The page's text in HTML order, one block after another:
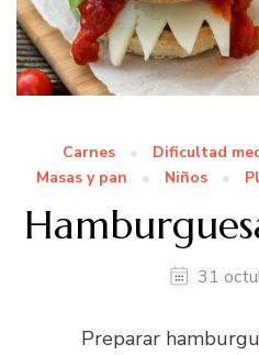
Carnes Dificultad
Masas y pan
Niños
31
Preparar